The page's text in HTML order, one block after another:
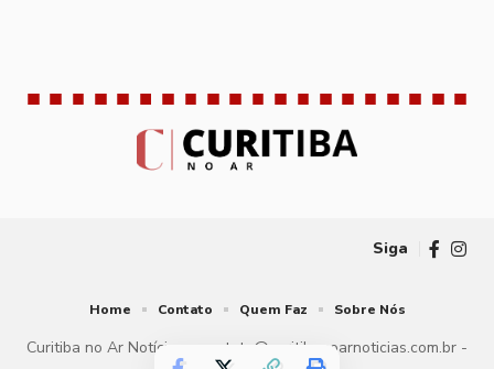
Siga
Curitiba no Ar Notícias - contato@curitibanoarnoticias.com.br -
Home Contato Quem Faz Sobre Nós